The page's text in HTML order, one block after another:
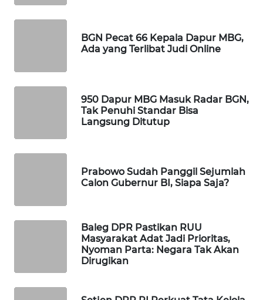
BGN Pecat 66 Kepala Dapur MBG,
Ada yang Terlibat Judi Online
950 Dapur MBG Masuk Radar BGN,
Tak Penuhi Standar Bisa
Langsung Ditutup
Prabowo Sudah Panggil Sejumlah
Calon Gubernur BI, Siapa Saja?
Baleg DPR Pastikan RUU
Masyarakat Adat Jadi Prioritas,
Nyoman Parta: Negara Tak Akan
Dirugikan
WAHANA
HEALTH
WISATA
WALINKI
ID